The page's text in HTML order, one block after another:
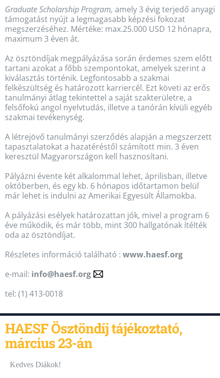
Graduate Scholarship Program, amely 3 évig terjedő anyagi
támogatást nyújt a legmagasabb képzési fokozat
megszerzéséhez. Mértéke: max.25.000 USD 12 hónapra,
maximum 3 éven át.
Az ösztöndíjak megpályázása során érdemes szem előtt
tartani azokat a főbb szempontokat, amelyek szerint a
kiválasztás történik. Legfontosabb a szakmai
felkészültség és határozott karriercél. Ezt követi az erős
tanulmányi átlag tekintettel a saját szakterületre, a
felsőfokú angol nyelvtudás, illetve a tanórán kívüli egyéb
szakmai tevékenység.
A létrejövő tanulmányi szerződés alapján a megszerzett
tapasztalatokat a hazatéréstől számított min. 3 éven
keresztül Magyarországon kell hasznosítani.
Pályázni évente két alkalommal lehet, áprilisban, illetve
októberben, és egy kb. 6 hónapos időtartamon belül
már lehet is indulni az Amerikai Egyesült Államokba.
A pályázási esélyek határozattan jók, mivel a program 6
éve működik, és már több, mint 300 hallgatónak ítélték
oda az ösztöndíjat.
Részletes információ található : www.haesf.org
e-mail: info@haesf.org
tel: (1) 413-0018
HAESF Ösztöndíj tájékoztató,
március 23-án
Kedves Diákok!